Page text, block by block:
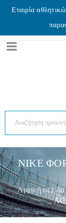
Εταιρία
NIKE
Αρχική σελίδα